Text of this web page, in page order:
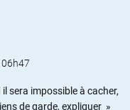
sera impossible à cacher,
de garde, expliquer »